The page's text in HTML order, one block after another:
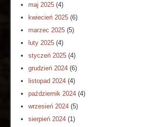
maj 2025 (4)
kwiecień 2025 (6)
marzec 2025 (5)
luty 2025 (4)
styczeń 2025 (4)
grudzień 2024 (6)
listopad 2024 (4)
październik 2024 (4)
wrzesień 2024 (5)
sierpień 2024 (1)